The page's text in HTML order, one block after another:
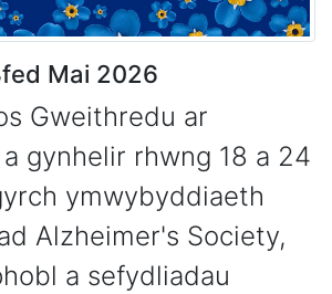
Mai 2026
Gweithredu ar
gynhelir rhwng 18 a 24
ymwybyddiaeth
Alzheimer's Society,
a sefydliadau